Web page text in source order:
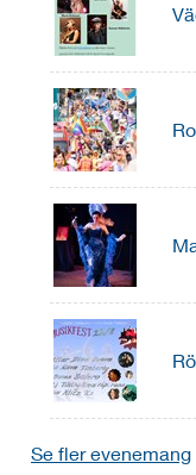
Se fler evenemang